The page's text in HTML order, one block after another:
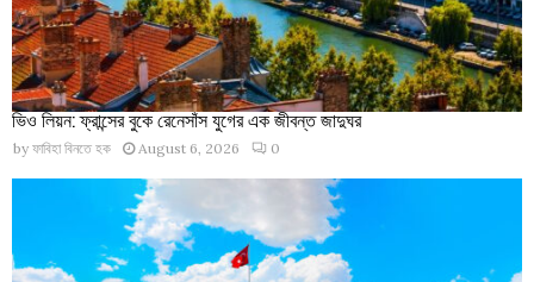
ভিও লিয়ন: ফ্রান্সের বুকে রেনেসাঁস যুগের এক জীবন্ত জাদুঘর
by ফাবিহা বিনতে হক August 6, 2026 0